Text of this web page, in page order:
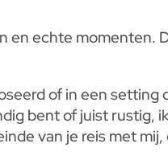
echte momenten.
of in een setting
bent of juist rustig,
van je reis met